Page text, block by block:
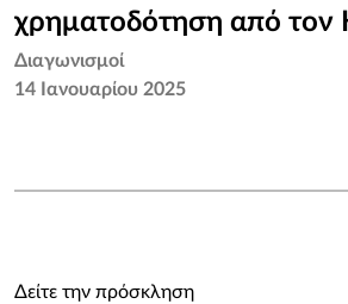
χρηματοδότηση από τον
Διαγωνισμοί
14 Ιανουαρίου 2025
Δείτε την πρόσκληση